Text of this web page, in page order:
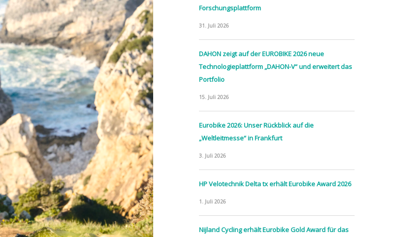
Forschungsplattform
31. Juli 2026
DAHON zeigt auf der EUROBIKE 2026 neue
Technologieplattform „DAHON-V“ und erweitert das
Portfolio
15. Juli 2026
Eurobike 2026: Unser Rückblick auf die
„Weltleitmesse“ in Frankfurt
3. Juli 2026
HP Velotechnik Delta tx erhält Eurobike Award 2026
1. Juli 2026
Nijland Cycling erhält Eurobike Gold Award für das